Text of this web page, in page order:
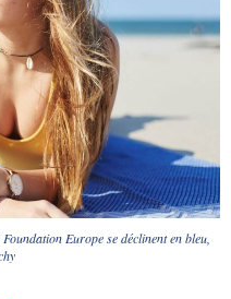
Europe se déclinent en bleu,